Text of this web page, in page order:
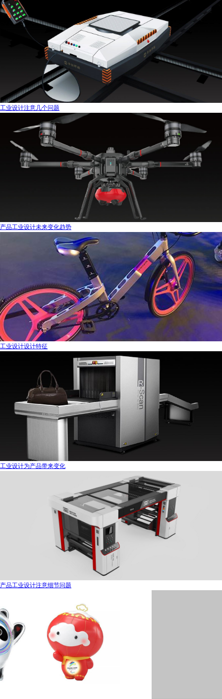
工业设计注意几个问题
产品工业设计未来变化趋势
工业设计设计特征
工业设计为产品带来变化
产品工业设计注意细节问题